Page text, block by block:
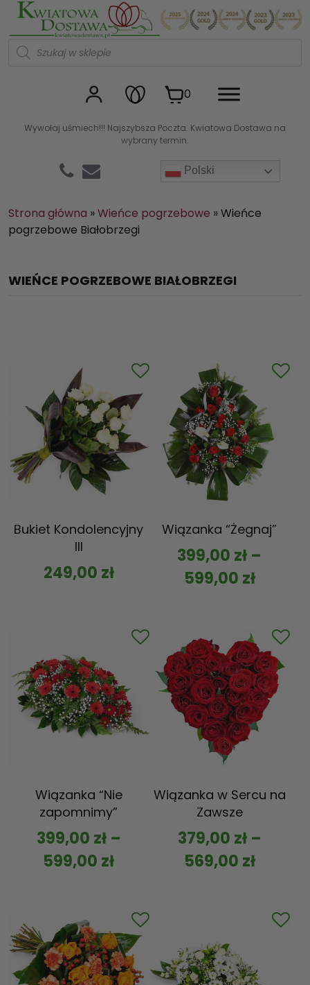
Wywołaj uśmiech!!! Najszybsza Poczta. Kwiatowa Dostawa na
wybrany termin.
Polski
Kwiaciarnia internetowa
W
d
u
k
0
Strona główna »Wieńce pogrzebowe »Wieńce
pogrzebowe Białobrzegi
WIEŃCE POGRZEBOWE BIAŁOBRZEGI
Bukiet Kondolencyjny
III
249,00 zł
Wiązanka “Żegnaj”
399,00 zł –
599,00 zł
Wiązanka “Nie
zapomnimy”
399,00 zł–
599,00 zł
Wiązanka w Sercu na
Zawsze
379,00 zł–
569,00 zł